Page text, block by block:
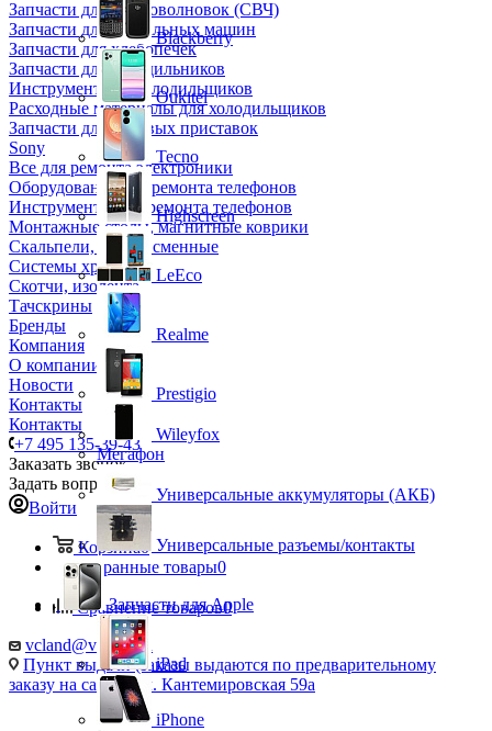
Запчасти для микроволновок (СВЧ)
Запчасти для стиральных машин
Запчасти для хлебопечек
Запчасти для холодильников
Инструмент для холодильщиков
Расходные материалы для холодильщиков
Запчасти для игровых приставок
Sony
Все для ремонта электроники
Оборудование для ремонта телефонов
Инструменты для ремонта телефонов
Монтажные столы, магнитные коврики
Скальпели, лезвия сменные
Системы хранения
Скотчи, изолента
Тачскрины
Бренды
Компания
О компании
Новости
Контакты
Контакты
+7 495 135-39-43
Заказать звонок
Задать вопрос
Войти
Корзина0
Избранные товары0
Сравнение товаров0
vcland@vcland.ru
Пункт выдачи (заказы выдаются по предварительному
заказу на сайте), ул. Кантемировская 59а
Blackberry
Oukitel
Tecno
Highscreen
LeEco
Realme
Prestigio
Wileyfox
Мегафон
Универсальные аккумуляторы (АКБ)
Универсальные разъемы/контакты
Запчасти для Apple
iPad
iPhone